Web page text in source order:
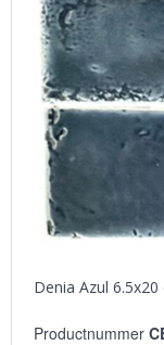
Denia Azul 6.5x20
Productnummer